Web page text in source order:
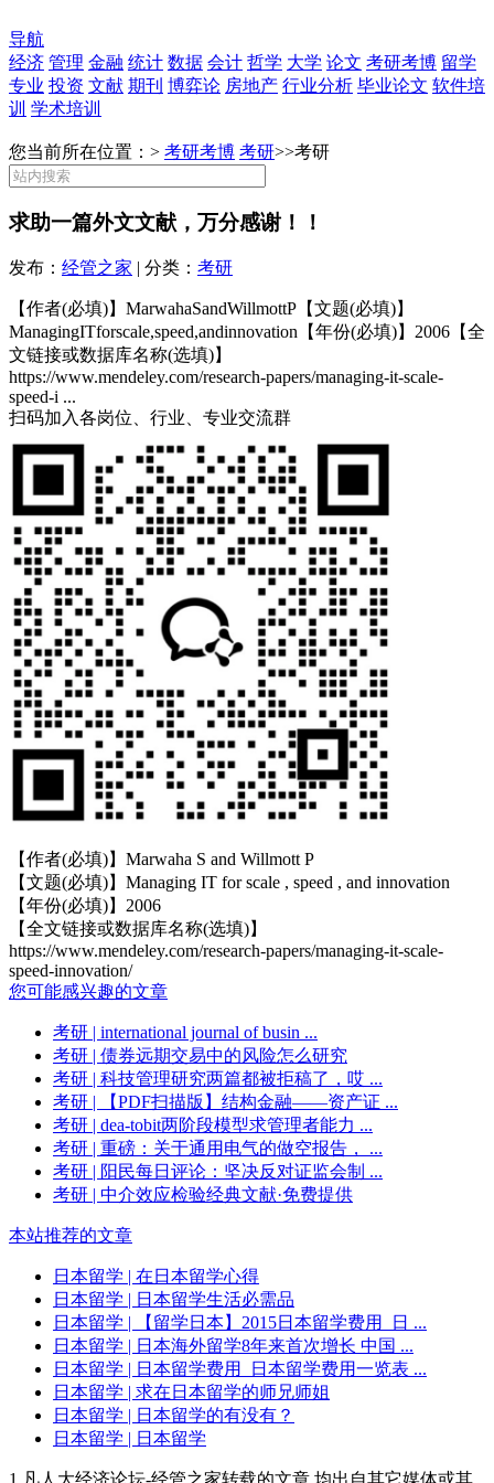
导航
经济 管理 金融 统计 数据 会计 哲学 大学 论文 考研考博 留学
专业 投资 文献 期刊 博弈论 房地产 行业分析 毕业论文 软件培
训 学术培训
您当前所在位置：> 考研考博 考研>>考研
求助一篇外文文献，万分感谢！！
发布： 经管之家 | 分类： 考研
【作者(必填)】MarwahaSandWillmottP【文题(必填)】
ManagingITforscale,speed,andinnovation【年份(必填)】2006【全
文链接或数据库名称(选填)】
https://www.mendeley.com/research-papers/managing-it-scale-
speed-i ...
扫码加入各岗位、行业、专业交流群
【作者(必填)】Marwaha S and Willmott P
【文题(必填)】Managing IT for scale , speed , and innovation
【年份(必填)】2006
【全文链接或数据库名称(选填)】
https://www.mendeley.com/research-papers/managing-it-scale-
speed-innovation/
您可能感兴趣的文章
考研 | international journal of busin ...
考研 | 债券远期交易中的风险怎么研究
考研 | 科技管理研究两篇都被拒稿了，哎 ...
考研 | 【PDF扫描版】结构金融——资产证 ...
考研 | dea-tobit两阶段模型求管理者能力 ...
考研 | 重磅：关于通用电气的做空报告， ...
考研 | 阳民每日评论：坚决反对证监会制 ...
考研 | 中介效应检验经典文献·免费提供
本站推荐的文章
日本留学 | 在日本留学心得
日本留学 | 日本留学生活必需品
日本留学 | 【留学日本】2015日本留学费用_日 ...
日本留学 | 日本海外留学8年来首次增长 中国 ...
日本留学 | 日本留学费用_日本留学费用一览表 ...
日本留学 | 求在日本留学的师兄师姐
日本留学 | 日本留学的有没有？
日本留学 | 日本留学
1.凡人大经济论坛-经管之家转载的文章,均出自其它媒体或其